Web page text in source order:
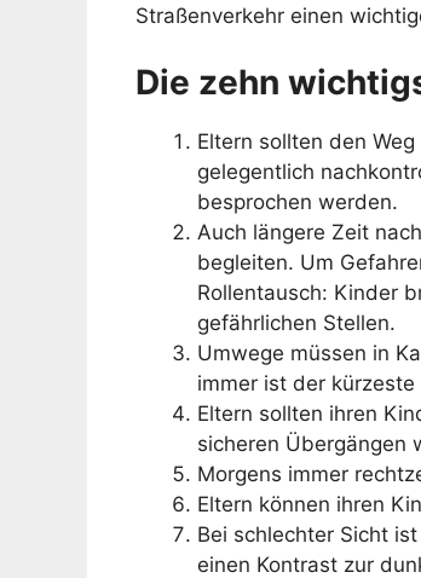
Straßenverkehr einen
Die zehn
Eltern sollten den
gelegentlich
besprochen werden.
Auch längere Zeit
begleiten. Um
Rollentausch: Kinder
gefährlichen Stellen.
Umwege müssen in
immer ist der
Eltern sollten ihren
sicheren Übergängen
Morgens immer
Eltern können ihren
Bei schlechter Sicht
einen Kontrast zur